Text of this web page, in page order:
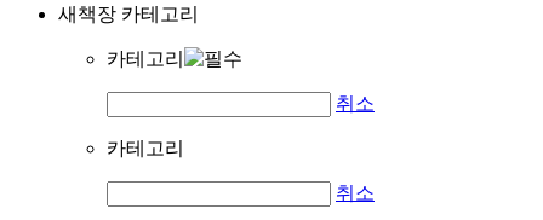
새책장 카테고리
카테고리
취소
카테고리
취소